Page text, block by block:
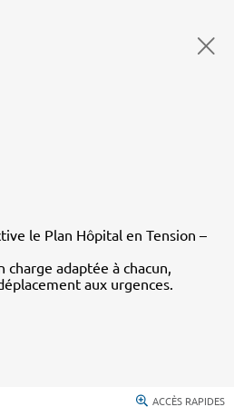
le Plan Hôpital en Tension –
adaptée à chacun,
aux urgences.
ACCÈS RAPIDES